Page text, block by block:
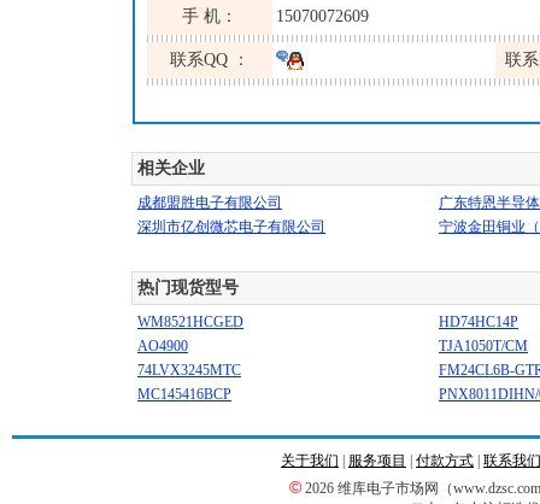
手 机：
15070072609
联系QQ ： 联
相关企业
成都盟胜电子有限公司
广东特恩半导
深圳市亿创微芯电子有限公司
宁波金田铜业
热门现货型号
WM8521HCGED
HD74HC14P
AO4900
TJA1050T/CM
74LVX3245MTC
FM24CL6B-
MC145416BCP
PNX8011DIHN/
关于我们 服务项目 付款方式 联系我们
© 2026 维库电子市场网（